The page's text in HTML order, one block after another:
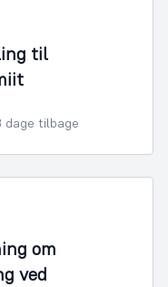
til
dage tilbage
om
ved